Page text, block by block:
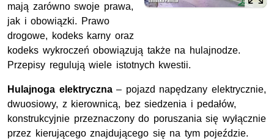
mają zarówno swoje prawa,
jak i obowiązki. Prawo
drogowe, kodeks karny oraz
kodeks wykroczeń obowiązują także na hulajnodze.
Przepisy regulują wiele istotnych kwestii.
Hulajnoga elektryczna– pojazd napędzany elektrycznie,
dwuosiowy, z kierownicą, bez siedzenia i pedałów,
konstrukcyjnie przeznaczony do poruszania się wyłącznie
przez kierującego znajdującego się na tym pojeździe.